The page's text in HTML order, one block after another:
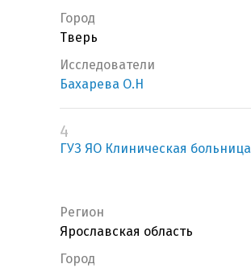
Город
Тверь
Исследователи
Бахарева О.Н
4
ГУЗ ЯО Клиническая
Регион
Ярославская область
Город